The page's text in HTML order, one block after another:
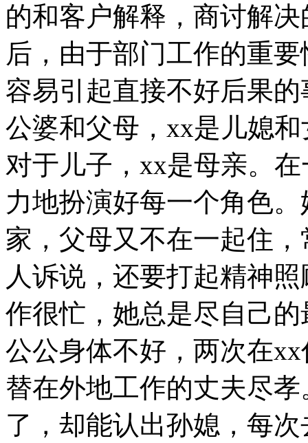
的和客户解释，商讨解
后，由于部门工作的重
容易引起直接不好后果
公婆和父母，xx是儿媳
对于儿子，xx是母亲。
力地扮演好每一个角色
家，父母又不在一起住
人诉说，还要打起精神
作很忙，她总是尽自己
公公身体不好，两次在
替在外地工作的丈夫尽
了，却能认出孙媳，每